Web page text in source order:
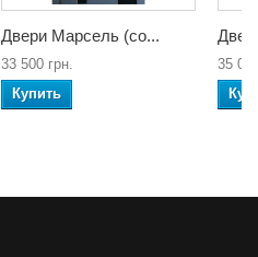
Двери Марсель (со...
33 500 грн.
Купить
35